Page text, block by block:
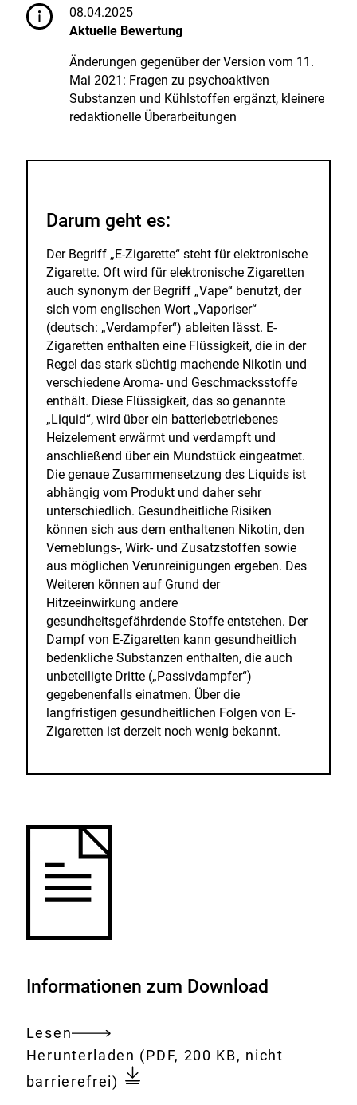
n
hinzufügen.
08.04.2025
Aktuelle Bewertung
Änderungen gegenüber der Version vom 11.
Mai 2021: Fragen zu psychoaktiven
Substanzen und Kühlstoffen ergänzt, kleinere
redaktionelle Überarbeitungen
Darum geht es:
Der Begriff „E-Zigarette“ steht für elektronische
Zigarette. Oft wird für elektronische Zigaretten
auch synonym der Begriff „Vape“ benutzt, der
sich vom englischen Wort „Vaporiser“
(deutsch: „Verdampfer“) ableiten lässt. E-
Zigaretten enthalten eine Flüssigkeit, die in der
Regel das stark süchtig machende Nikotin und
verschiedene Aroma- und Geschmacksstoffe
enthält. Diese Flüssigkeit, das so genannte
„Liquid“, wird über ein batteriebetriebenes
Heizelement erwärmt und verdampft und
anschließend über ein Mundstück eingeatmet.
Die genaue Zusammensetzung des Liquids ist
abhängig vom Produkt und daher sehr
unterschiedlich. Gesundheitliche Risiken
können sich aus dem enthaltenen Nikotin, den
Verneblungs-, Wirk- und Zusatzstoffen sowie
aus möglichen Verunreinigungen ergeben. Des
Weiteren können auf Grund der
Hitzeeinwirkung andere
gesundheitsgefährdende Stoffe entstehen. Der
Dampf von E-Zigaretten kann gesundheitlich
bedenkliche Substanzen enthalten, die auch
unbeteiligte Dritte („Passivdampfer“)
gegebenenfalls einatmen. Über die
langfristigen gesundheitlichen Folgen von E-
Zigaretten ist derzeit noch wenig bekannt.
Informationen zum Download
Lesen
Gesamtes
Dokument
Download:
Herunterladen e-
zigaretten-
(PDF, 200 KB, nicht
barrierefrei)